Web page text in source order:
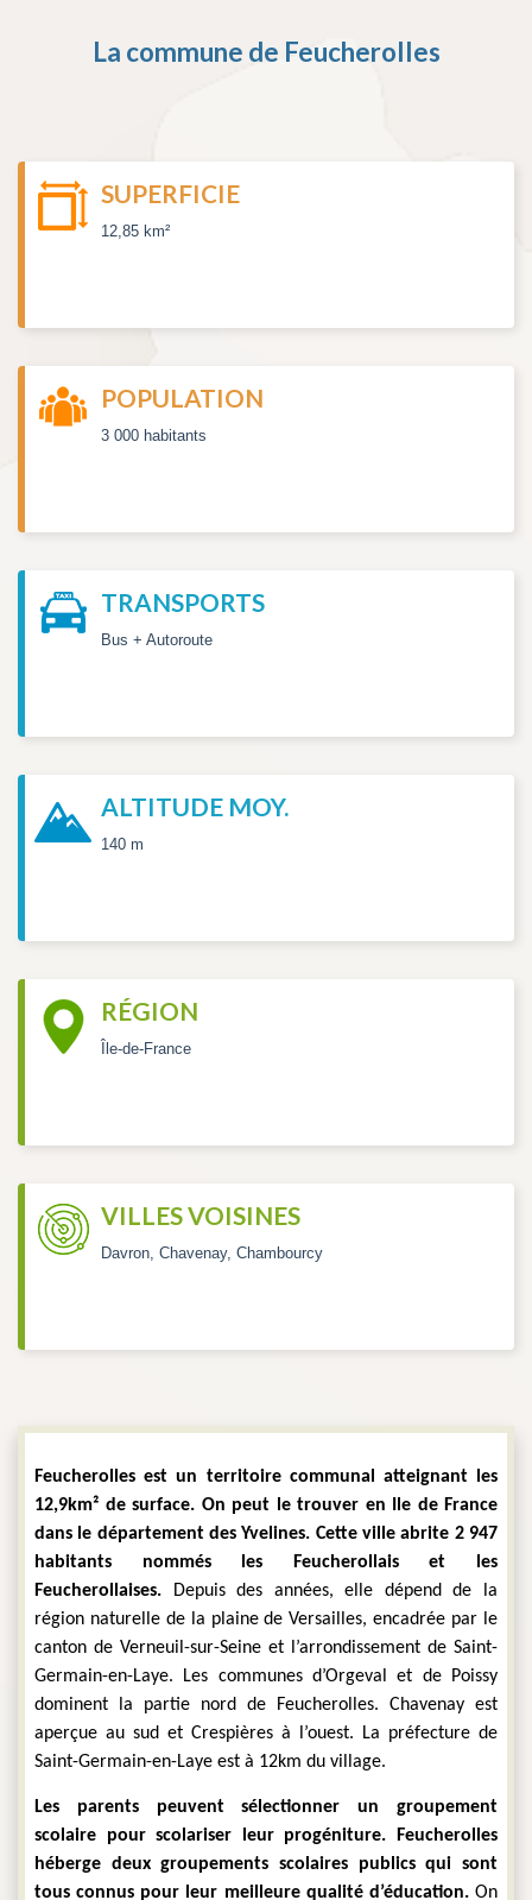
La commune de Feucherolles
SUPERFICIE
12,85 km²
POPULATION
3 000 habitants
TRANSPORTS
Bus + Autoroute
ALTITUDE MOY.
140 m
RÉGION
Île-de-France
VILLES VOISINES
Davron, Chavenay, Chambourcy
Feucherolles est un territoire communal atteignant les
12,9km² de surface. On peut le trouver en Ile de France
dans le département des Yvelines. Cette ville abrite 2 947
habitants nommés les Feucherollais et les
Feucherollaises. Depuis des années, elle dépend de la
région naturelle de la plaine de Versailles, encadrée par le
canton de Verneuil-sur-Seine et l’arrondissement de Saint-
Germain-en-Laye. Les communes d’Orgeval et de Poissy
dominent la partie nord de Feucherolles. Chavenay est
aperçue au sud et Crespières à l’ouest. La préfecture de
Saint-Germain-en-Laye est à 12km du village.
Les parents peuvent sélectionner un groupement
scolaire pour scolariser leur progéniture. Feucherolles
héberge deux groupements scolaires publics qui sont
tous connus pour leur meilleure qualité d’éducation. On